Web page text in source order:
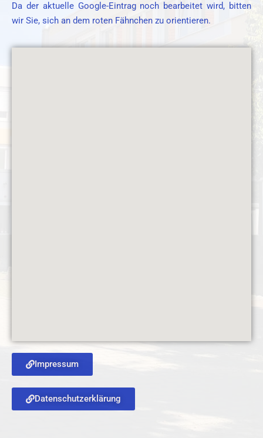
Da der aktuelle Google-Eintrag noch bearbeitet wird, bitten
wir Sie, sich an dem roten Fähnchen zu orientieren.
Impressum
Datenschutzerklärung